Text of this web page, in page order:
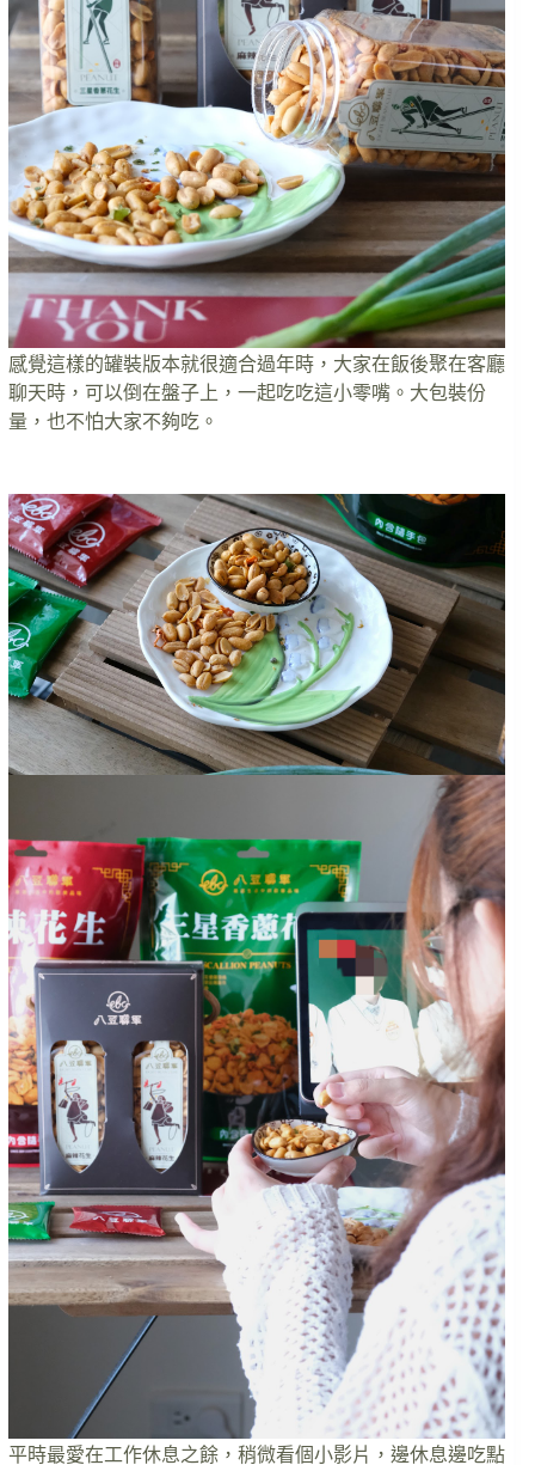
感覺這樣的罐裝版本就很適合過年時，大家在飯後聚在客廳
聊天時，可以倒在盤子上，一起吃吃這小零嘴。大包裝份
量，也不怕大家不夠吃。
平時最愛在工作休息之餘，稍微看個小影片，邊休息邊吃點